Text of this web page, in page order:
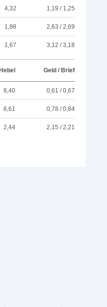
4,32 1,19 / 1,25
1,98 2,63 / 2,69
1,67 3,12 / 3,18
Hebel Geld / Brief
8,40 0,61 / 0,67
6,61 0,78 / 0,84
2,44 2,15 / 2,21